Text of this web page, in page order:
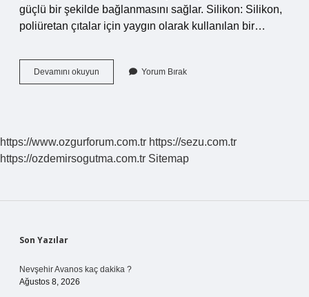
güçlü bir şekilde bağlanmasını sağlar. Silikon: Silikon,
poliüretan çıtalar için yaygın olarak kullanılan bir…
Devamını okuyun Çıtalama
Nedir
Yorum Bırak
https://www.ozgurforum.com.tr https://sezu.com.tr
https://ozdemirsogutma.com.tr Sitemap
Sidebar
Son Yazılar
Nevşehir Avanos kaç dakika ?
Ağustos 8, 2026